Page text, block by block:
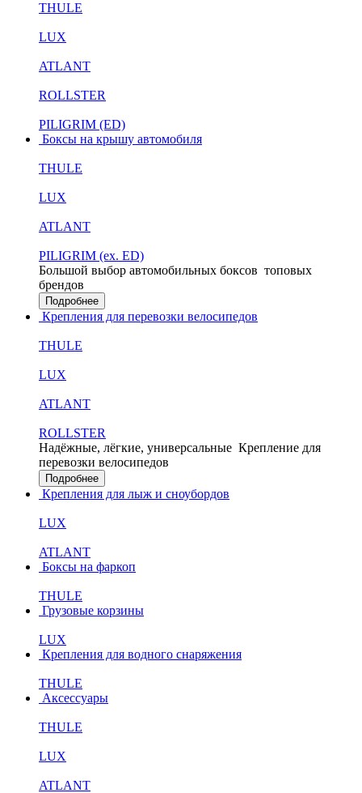
THULE
LUX
ATLANT
ROLLSTER
PILIGRIM (ED)
Боксы на крышу автомобиля
THULE
LUX
ATLANT
PILIGRIM (ex. ED)
Большой выбор автомобильных боксов топовых
брендов
Подробнее
Крепления для перевозки велосипедов
THULE
LUX
ATLANT
ROLLSTER
Надёжные, лёгкие, универсальные Крепление для
перевозки велосипедов
Подробнее
Крепления для лыж и сноубордов
LUX
ATLANT
Боксы на фаркоп
THULE
Грузовые корзины
LUX
Крепления для водного снаряжения
THULE
Аксессуары
THULE
LUX
ATLANT